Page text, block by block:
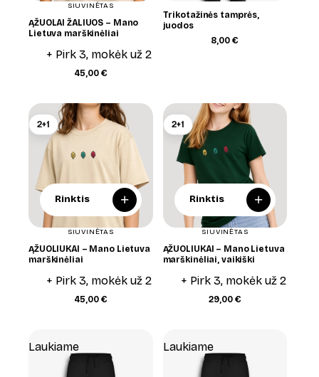
SIUVINĖTAS
ĄŽUOLAI ŽALIUOS – Mano
Lietuva marškinėliai
+ Pirk 3, mokėk už 2
45,00 €
Trikotažinės tamprės,
juodos
8,00€
2+1
Rinktis +
SIUVINĖTAS
ĄŽUOLIUKAI – Mano Lietuva
marškinėliai
+ Pirk 3, mokėk už 2
45,00 €
2+1
Rinktis +
SIUVINĖTAS
ĄŽUOLIUKAI – Mano Lietuva
marškinėliai, vaikiški
+ Pirk 3, mokėk už 2
29,00 €
Laukiame Laukiame